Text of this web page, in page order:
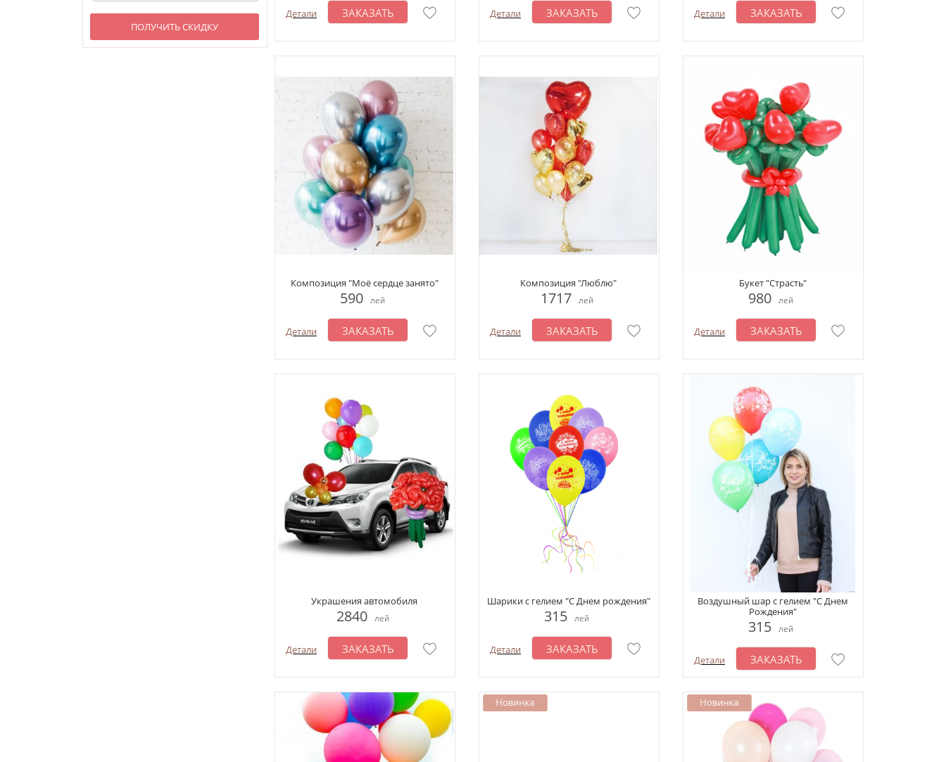
ПОЛУЧИТЬ СКИДКУ
Детали ЗАКАЗАТЬ Детали ЗАКАЗАТЬ Детали ЗАКАЗАТЬ
Композиция "Моё сердце занято"
590 лей
Детали ЗАКАЗАТЬ
Композиция "Люблю"
1717 лей
Детали ЗАКАЗАТЬ
Букет "Страсть"
980 лей
Детали ЗАКАЗАТЬ
Украшения автомобиля
2840 лей
Детали ЗАКАЗАТЬ
Шарики с гелием "С Днем рождения"
315 лей
Детали ЗАКАЗАТЬ
Воздушный шар с гелием "С Днем
Рождения"
315 лей
Детали ЗАКАЗАТЬ